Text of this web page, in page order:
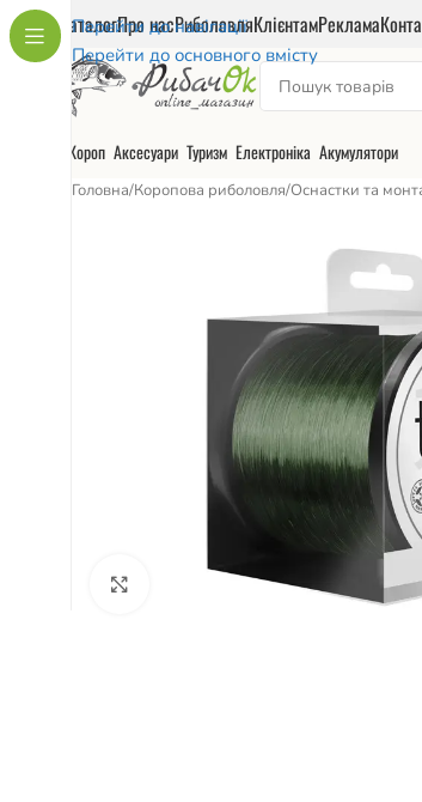
Перейти до навігації
Перейти до основного вмісту
КаталогПро насРиболовляКлієнтамРеклама
Короп Аксесуари Туризм Електроніка Акумулятори
Головна/Коропова риболовля/Оснастки та
Натисніть, щоб збільшити